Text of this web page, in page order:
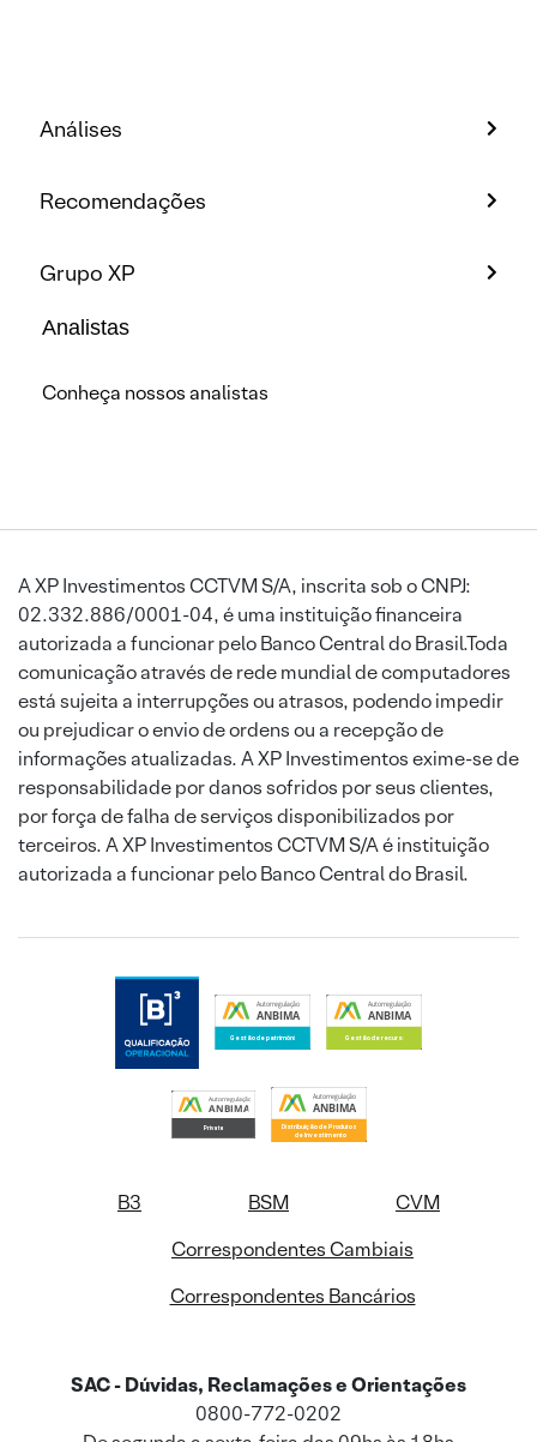
Análises
Recomendações
Grupo XP
Analistas
Conheça nossos analistas
A XP Investimentos CCTVM S/A, inscrita sob o CNPJ:
02.332.886/0001-04, é uma instituição financeira
autorizada a funcionar pelo Banco Central do Brasil.Toda
comunicação através de rede mundial de computadores
está sujeita a interrupções ou atrasos, podendo impedir
ou prejudicar o envio de ordens ou a recepção de
informações atualizadas. A XP Investimentos exime-se de
responsabilidade por danos sofridos por seus clientes,
por força de falha de serviços disponibilizados por
terceiros. A XP Investimentos CCTVM S/A é instituição
autorizada a funcionar pelo Banco Central do Brasil.
B3 BSM
CVM
Correspondentes Cambiais
Correspondentes Bancários
SAC - Dúvidas, Reclamações e Orientações
0800-772-0202